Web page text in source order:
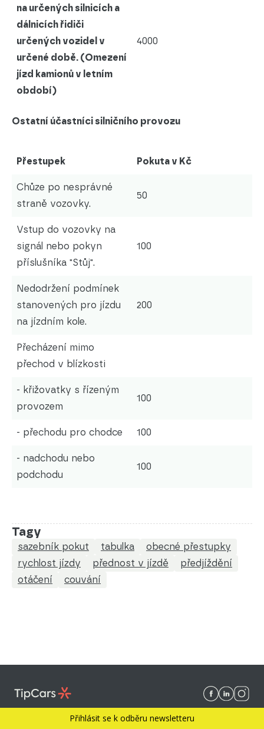
na určených silnicích a
dálnicích řidiči
určených vozidel v
určené době. (Omezení
jízd kamionů v letním
období)
4000
Ostatní účastníci silničního provozu
Přestupek Pokuta v Kč
Chůze po nesprávné
straně vozovky.
50
Vstup do vozovky na
signál nebo pokyn
příslušníka "Stůj".
100
Nedodržení podmínek
stanovených pro jízdu
na jízdním kole.
200
Přecházení mimo
přechod v blízkosti
- křižovatky s řízeným
provozem
100
- přechodu pro chodce 100
- nadchodu nebo
podchodu
100
Tagy
sazebník pokut tabulka
obecné přestupky
rychlost jízdy
přednost v jízdě
předjíždění
otáčení
couvání
Přihlásit se k odběru newsletteru